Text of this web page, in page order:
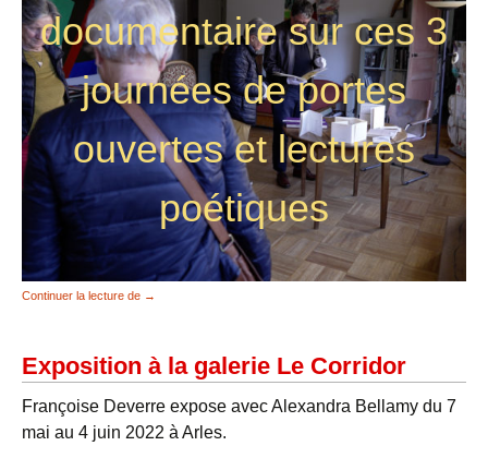
documentaire sur ces 3
journées de portes
ouvertes et lectures
poétiques
Continuer la lecture de →
Exposition à la galerie Le Corridor
Françoise Deverre expose avec Alexandra Bellamy du 7
mai au 4 juin 2022 à Arles.